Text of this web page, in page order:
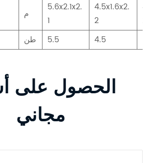
م
5.6x2.1x2.
1
4.5x1.6x2.
2
طن 5.5 4.5
الحصول على
مجاني